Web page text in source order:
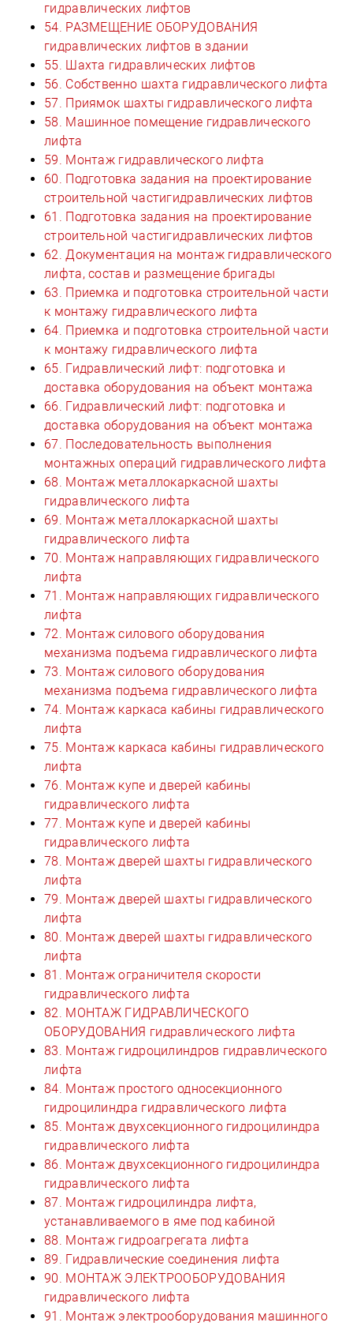
гидравлических лифтов
54. РАЗМЕЩЕНИЕ ОБОРУДОВАНИЯ
гидравлических лифтов в здании
55. Шахта гидравлических лифтов
56. Собственно шахта гидравлического лифта
57. Приямок шахты гидравлического лифта
58. Машинное помещение гидравлического
лифта
59. Монтаж гидравлического лифта
60. Подготовка задания на проектирование
строительной частигидравлических лифтов
61. Подготовка задания на проектирование
строительной частигидравлических лифтов
62. Документация на монтаж гидравлического
лифта, состав и размещение бригады
63. Приемка и подготовка строительной части
к монтажу гидравлического лифта
64. Приемка и подготовка строительной части
к монтажу гидравлического лифта
65. Гидравлический лифт: подготовка и
доставка оборудования на объект монтажа
66. Гидравлический лифт: подготовка и
доставка оборудования на объект монтажа
67. Последовательность выполнения
монтажных операций гидравлического лифта
68. Монтаж металлокаркасной шахты
гидравлического лифта
69. Монтаж металлокаркасной шахты
гидравлического лифта
70. Монтаж направляющих гидравлического
лифта
71. Монтаж направляющих гидравлического
лифта
72. Монтаж силового оборудования
механизма подъема гидравлического лифта
73. Монтаж силового оборудования
механизма подъема гидравлического лифта
74. Монтаж каркаса кабины гидравлического
лифта
75. Монтаж каркаса кабины гидравлического
лифта
76. Монтаж купе и дверей кабины
гидравлического лифта
77. Монтаж купе и дверей кабины
гидравлического лифта
78. Монтаж дверей шахты гидравлического
лифта
79. Монтаж дверей шахты гидравлического
лифта
80. Монтаж дверей шахты гидравлического
лифта
81. Монтаж ограничителя скорости
гидравлического лифта
82. МОНТАЖ ГИДРАВЛИЧЕСКОГО
ОБОРУДОВАНИЯ гидравлического лифта
83. Монтаж гидроцилиндров гидравлического
лифта
84. Монтаж простого односекционного
гидроцилиндра гидравлического лифта
85. Монтаж двухсекционного гидроцилиндра
гидравлического лифта
86. Монтаж двухсекционного гидроцилиндра
гидравлического лифта
87. Монтаж гидроцилиндра лифта,
устанавливаемого в яме под кабиной
88. Монтаж гидроагрегата лифта
89. Гидравлические соединения лифта
90. МОНТАЖ ЭЛЕКТРООБОРУДОВАНИЯ
гидравлического лифта
91. Монтаж электрооборудования машинного